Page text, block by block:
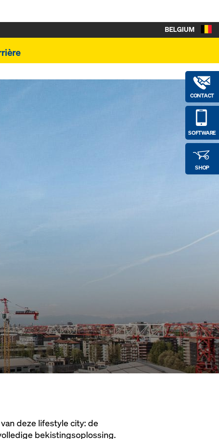
CONTACT
SOFTWARE
SHOP
BELGIUM
deze lifestyle city: de
bekistingsoplossing.